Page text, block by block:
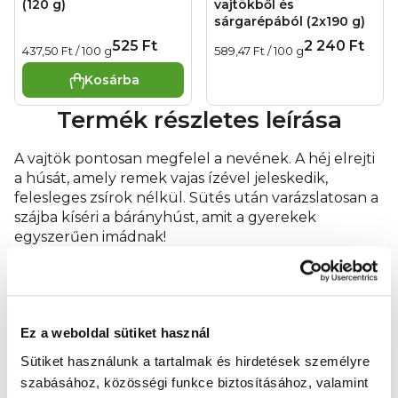
Ez a weboldal sütiket használ
Sütiket használunk a tartalmak és hirdetések személyre
szabásához, közösségi funkce biztosításához, valamint
melegítési időt). Keverje össze, ellenőrizze a hőmérsékletet
és kész! Gyermeke egészsége érdekében kövesse az
elkészítési és tárolási utasításokat.
Különleges táplálkozási
célú élelmiszer. Beszállító:
Health Academy s. r. o.,
Zbraslavská 22/49, Malá Chuchle, 159 00 Praha 5. Gyártó:
BBB - 23 rue Balzac - 75406, Paris Cedex.
tasak = komplett bébiétel. Ökológiai gazdálkodás terméke.
Származási ország:Franciaországban készült.
(120 g)
525 Ft
Egységár:
437,50 Ft / 100 g
Kosárba
vajtökből és
sárgarépából (2x190 g)
2 240 Ft
Egységár:
589,47 Ft / 100 g
Termék részletes leírása
A vajtök pontosan megfelel a nevének. A héj elrejti
a húsát, amely remek vajas ízével jeleskedik,
felesleges zsírok nélkül. Sütés után varázslatosan a
szájba kíséri a bárányhúst, amit a gyerekek
egyszerűen imádnak!
Bébiétel betöltött 6 hónapos kortól. Különleges
táplálkozási célú zöldséges-húsos bébiétel
Sterilizált. Hőkezelt. Gluténmentes.
Összetevők:88 % bio vajtök, 8 % bio bárányhús, 2 %